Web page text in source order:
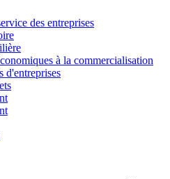
des entreprises
à la commercialisation
d'entreprises